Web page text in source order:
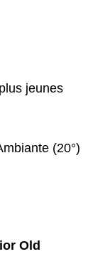
jeunes
(20°)
Old